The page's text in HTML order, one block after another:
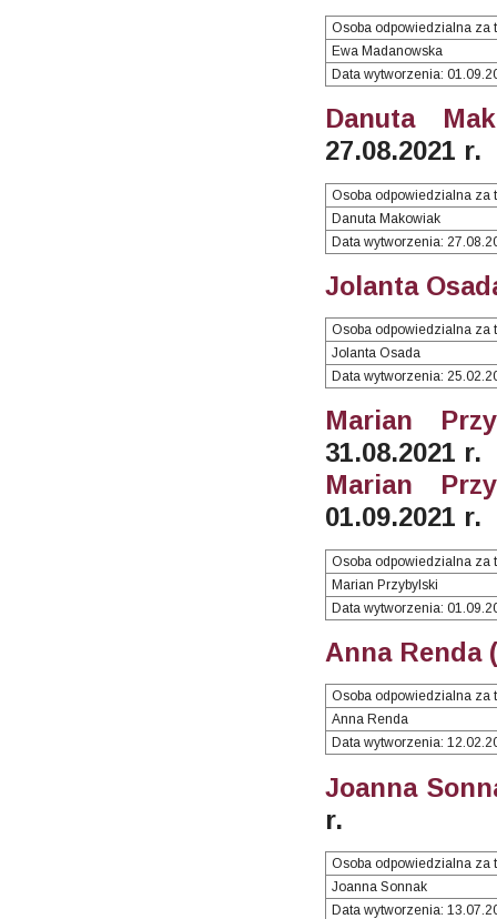
Osoba odpowiedzialna za
Ewa Madanowska
Data wytworzenia:
Danuta
27.08.2021 r.
Osoba odpowiedzialna za
Danuta Makowiak
Data wytworzenia:
Jolanta
Osoba odpowiedzialna za
Jolanta Osada
Data wytworzenia:
Marian
31.08.2021 r.
Marian
01.09.2021 r.
Osoba odpowiedzialna za
Marian Przybylski
Data wytworzenia:
Anna Renda
Osoba odpowiedzialna za
Anna Renda
Data wytworzenia:
Joanna
r.
Osoba odpowiedzialna za
Joanna Sonnak
Data wytworzenia: